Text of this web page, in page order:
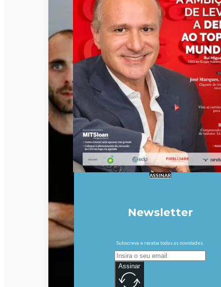
ASSINAR
Newsletter
Subscreva e receba todas as novidades.
Assinar